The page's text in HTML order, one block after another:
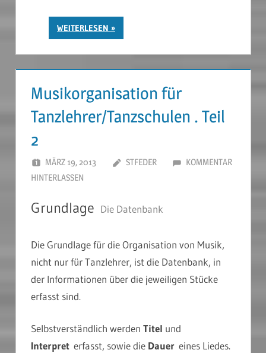
WEITERLESEN
Musikorganisation für
Tanzlehrer/Tanzschulen . Teil
2
MÄRZ 19, 2013 STFEDER
KOMMENTAR
HINTERLASSEN
Grundlage Die Datenbank
Die Grundlage für die Organisation von Musik,
nicht nur für Tanzlehrer, ist die Datenbank, in
der Informationen über die jeweiligen Stücke
erfasst sind.
Selbstverständlich werden Titel und
Interpret erfasst, sowie die Dauer eines Liedes.